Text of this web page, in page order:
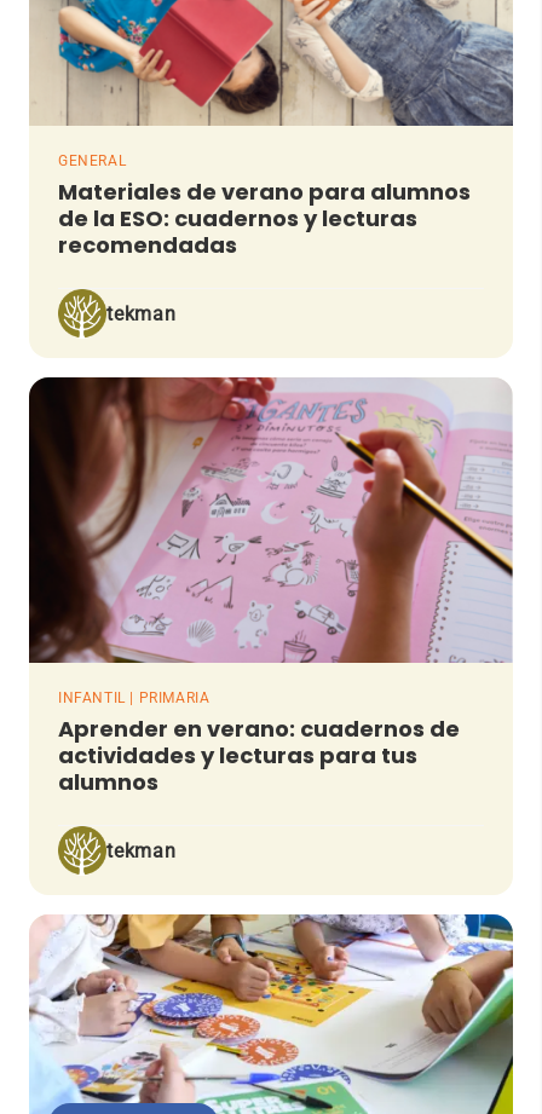
GENERAL
Materiales de verano para alumnos
de la ESO: cuadernos y lecturas
recomendadas
tekman
INFANTIL | PRIMARIA
Aprender en verano: cuadernos de
actividades y lecturas para tus
alumnos
tekman